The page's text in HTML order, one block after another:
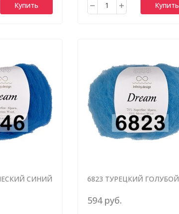
Купить Купить
СИНИЙ 6823 ТУРЕЦКИЙ ГОЛУБОЙ
594 руб.